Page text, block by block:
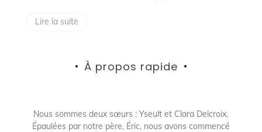
Lire la suite
À propos rapide
Nous sommes deux sœurs : Yseult et Clara Delcroix.
Épaulées par notre père, Éric, nous avons commencé